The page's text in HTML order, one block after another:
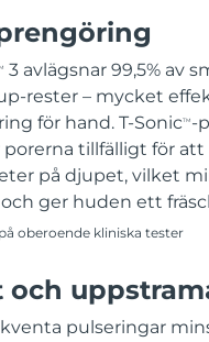
3 avlägsnar 99,5% av
rester – mycket
för hand. T-SonicTM -
porerna tillfälligt för att
på djupet, vilket
ger huden ett
oberoende kliniska tester
och
pulseringar